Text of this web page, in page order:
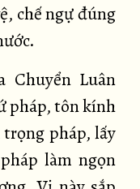
chế ngự đúng
Chuyển Luân
pháp, tôn kính
pháp, lấy
làm ngọn